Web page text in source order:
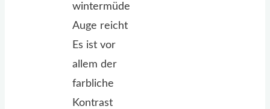
wintermüde
Auge reicht
Es ist vor
allem der
farbliche
Kontrast